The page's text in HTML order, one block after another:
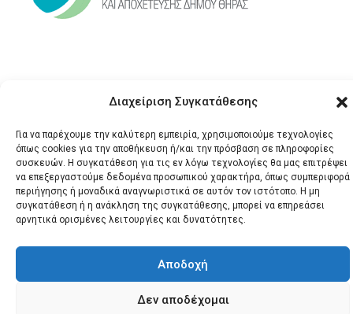
Διαχείριση Συγκατάθεσης
Για να παρέχουμε την καλύτερη εμπειρία, χρησιμοποιούμε τεχνολογίες
όπως cookies για την αποθήκευση ή/και την πρόσβαση σε πληροφορίες
συσκευών. Η συγκατάθεση για τις εν λόγω τεχνολογίες θα μας επιτρέψει
να επεξεργαστούμε δεδομένα προσωπικού χαρακτήρα, όπως συμπεριφορά
περιήγησης ή μοναδικά αναγνωριστικά σε αυτόν τον ιστότοπο. Η μη
συγκατάθεση ή η ανάκληση της συγκατάθεσης, μπορεί να επηρεάσει
αρνητικά ορισμένες λειτουργίες και δυνατότητες.
Αποδοχή
Δεν αποδέχομαι
© 2026 Santonews - Όλα
τα δικαιώματα
κατοχυρωμένα.